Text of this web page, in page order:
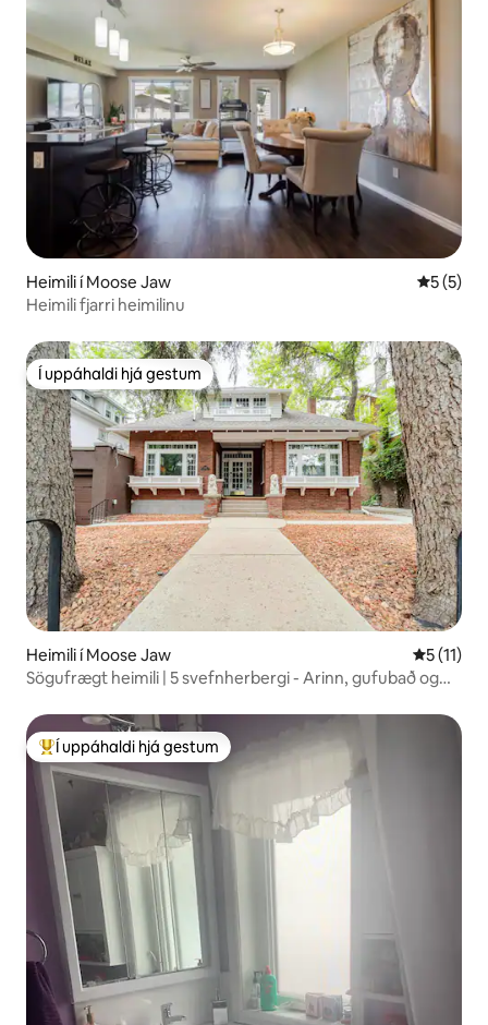
Heimili í Moose Jaw 5 af 5 í
5 (5)
Heimili fjarri heimilinu
Í uppáhaldi hjá gestum
Í uppáhaldi hjá gestum
Heimili í Moose Jaw 5 af 5 í
5 (11)
Sögufrægt heimili | 5 svefnherbergi - Arinn, gufubað og
Í mestu uppáhaldi hjá gestum
Í uppáhaldi hjá gestum